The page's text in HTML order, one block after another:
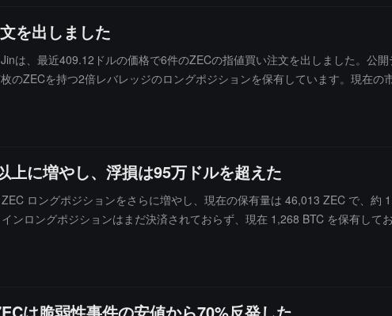
を出しました
は、最近409.12ドルの価格で6件のZECの指値買い注文を出しました。公
ZECを持つ2倍レバレッジのロングポジションを保有しています。現在の
に増やし、浮損は95万ドルを超えた
ロングポジションをさらに増やし、現在の保有量は 46,013 ZEC で、約
ロングポジションはまだ決済されておらず、現在 1,268 BTC を保有して